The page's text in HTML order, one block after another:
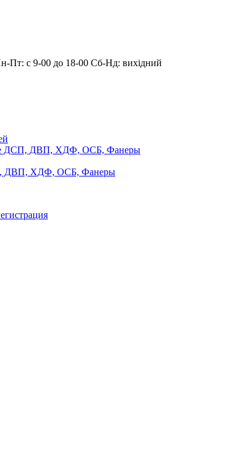
Пт: с 9-00 до 18-00 Сб-Нд: вихідний
ДСП, ДВП, ХДФ, ОСБ, Фанеры
ДВП, ХДФ, ОСБ, Фанеры